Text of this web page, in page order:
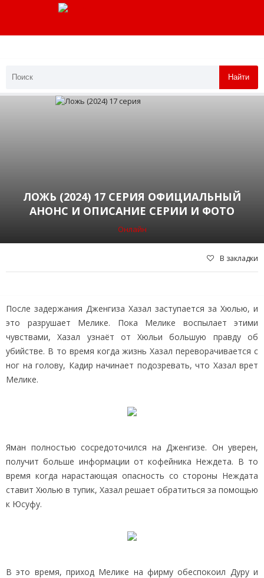
Найти
ЛОЖЬ (2024) 17 СЕРИЯ ОФИЦИАЛЬНЫЙ
АНОНС И ОПИСАНИЕ СЕРИИ И ФОТО
Онлайн
В закладки
После задержания Дженгиза Хазал заступается за Хюлью, и
это разрушает Мелике. Пока Мелике воспылает этими
чувствами, Хазал узнаёт от Хюльи большую правду об
убийстве. В то время когда жизнь Хазал переворачивается с
ног на голову, Кадир начинает подозревать, что Хазал врет
Мелике.
Яман полностью сосредоточился на Дженгизе. Он уверен,
получит больше информации от кофейника Неждета. В то
время когда нарастающая опасность со стороны Неждата
ставит Хюлью в тупик, Хазал решает обратиться за помощью
к Юсуфу.
В это время, приход Мелике на фирму обеспокоил Дуру и